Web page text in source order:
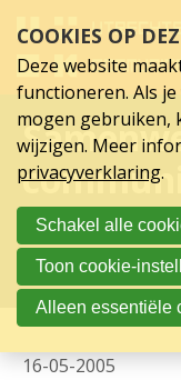
links
over
Spring
hoofd
inhoud
Spring
naar
hoofdnavigatie
voor
16-05-2005
COOKIES OP
Deze website
functioneren. Als
mogen gebruiken,
wijzigen. Meer
privacyverklaring.
Schakel alle
Toon cookie-
Alleen essentiële